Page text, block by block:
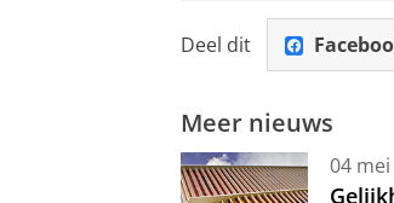
Deel dit
Meer nieuws
04